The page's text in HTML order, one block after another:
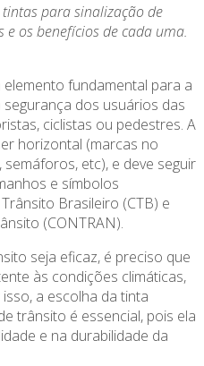
para sinalização de
os benefícios de cada uma.
fundamental para a
dos usuários das
ciclistas ou pedestres. A
horizontal (marcas no
etc), e deve seguir
e símbolos
Brasileiro (CTB) e
(CONTRAN).
seja eficaz, é preciso que
às condições climáticas,
a escolha da tinta
trânsito é essencial, pois ela
e na durabilidade da